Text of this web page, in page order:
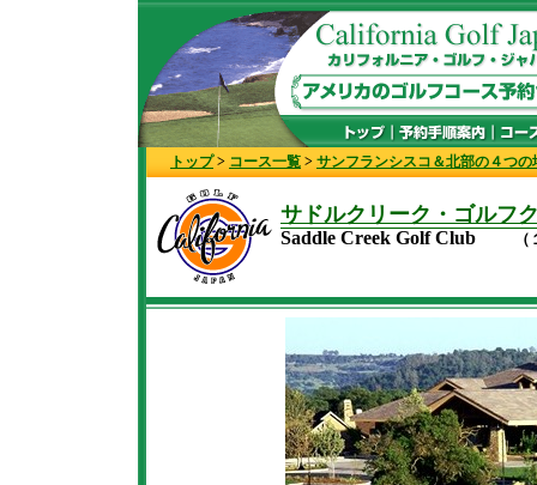
トップ> コース一覧 > サンフランシスコ＆北部の４つの
サドルクリーク・ゴルフ
Saddle Creek Golf Club